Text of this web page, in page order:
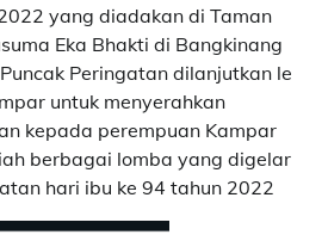
yang diadakan di Taman
Eka Bhakti di Bangkinang
Peringatan dilanjutkan le
untuk menyerahkan
kepada perempuan Kampar
berbagai lomba yang digelar
hari ibu ke 94 tahun 2022